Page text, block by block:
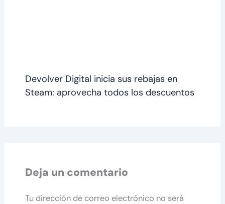
Devolver Digital inicia sus rebajas en
Steam: aprovecha todos los descuentos
Deja un comentario
Tu dirección de correo electrónico no será